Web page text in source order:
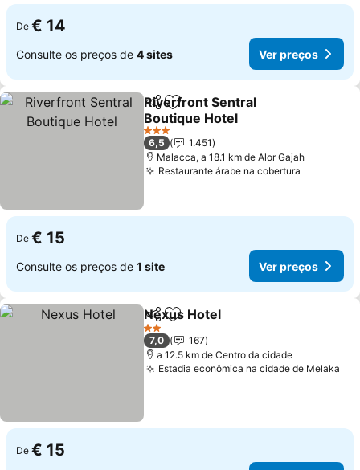
De € 14
Consulte os preços de 4 sites Ver preços
PartilharAdicionar aos favoritos
Riverfront Sentral
Boutique Hotel
Ver preços
3 Estrelas
6,5
1.451
Malacca, a 18.1 km de Alor Gajah
Restaurante árabe na cobertura
De € 15
Consulte os preços de 1 site Ver preços
PartilharAdicionar aos favoritos
Nexus Hotel
2 Estrelas
7,0
167
a 12.5 km de Centro da cidade
Estadia econômica na cidade de Melaka
De € 15